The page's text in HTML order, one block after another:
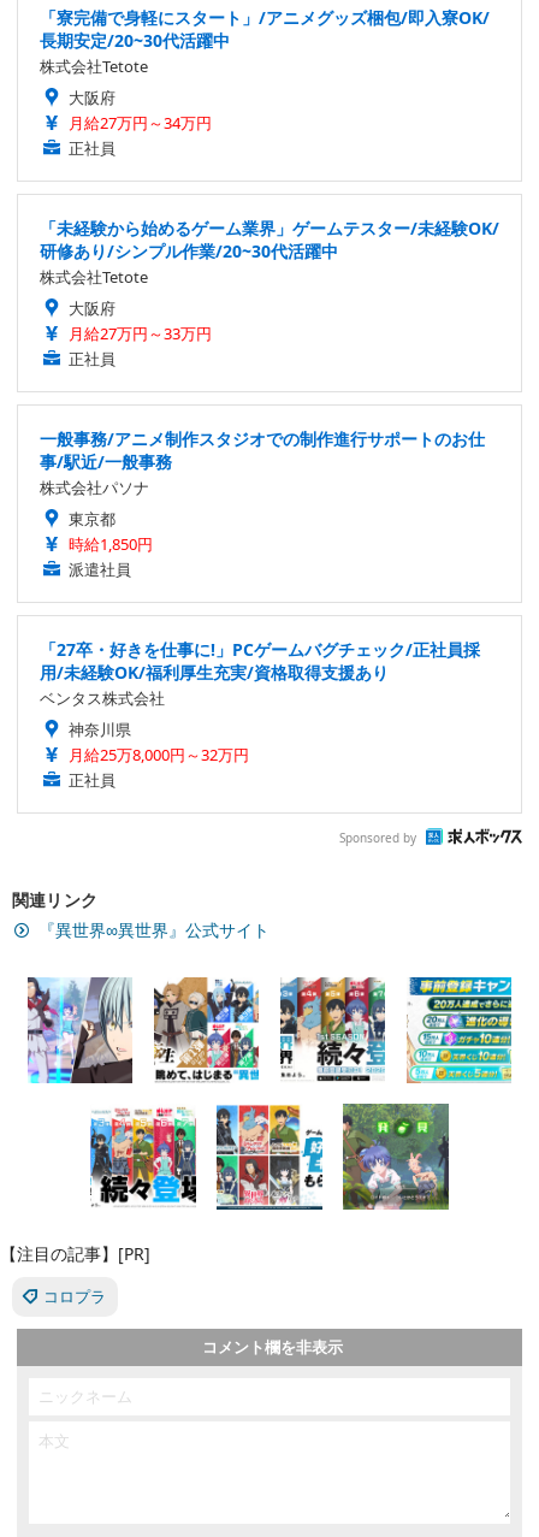
「寮完備で身軽にスタート」/アニメグッズ梱包/即入寮OK/
長期安定/20~30代活躍中
株式会社Tetote
大阪府
月給27万円～34万円
正社員
「未経験から始めるゲーム業界」ゲームテスター/未経験OK/
研修あり/シンプル作業/20~30代活躍中
株式会社Tetote
大阪府
月給27万円～33万円
正社員
一般事務/アニメ制作スタジオでの制作進行サポートのお仕
事/駅近/一般事務
株式会社パソナ
東京都
時給1,850円
派遣社員
「27卒・好きを仕事に!」PCゲームバグチェック/正社員採
用/未経験OK/福利厚生充実/資格取得支援あり
ベンタス株式会社
神奈川県
月給25万8,000円～32万円
正社員
Sponsored by
関連リンク
『異世界∞異世界』公式サイト
【注目の記事】[PR]
コロプラ
コメント欄を非表示